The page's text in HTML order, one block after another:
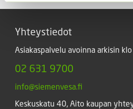
Yhteystiedot
Asiakaspalvelu avoinna arkisin
02 631 9700
info@siemenvesa.fi
Keskuskatu 40, Aito kaupan